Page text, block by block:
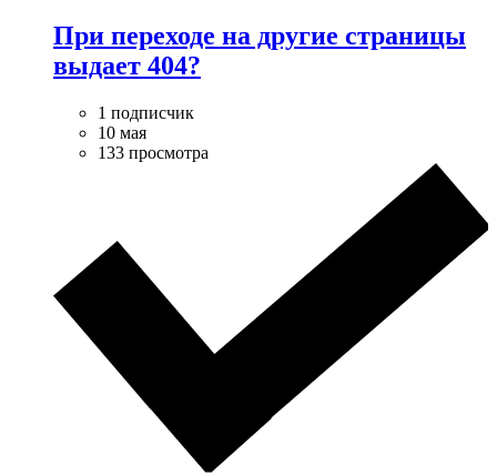
При переходе на другие страницы
выдает 404?
1 подписчик
10 мая
133 просмотра